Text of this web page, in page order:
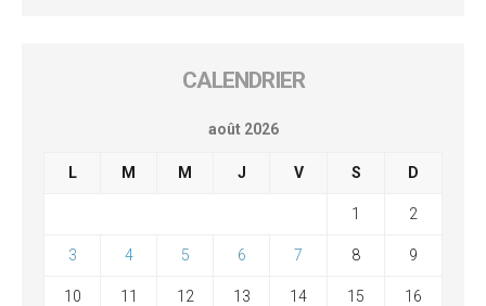
CALENDRIER
août 2026
L M M J V S D
1 2
3 4 5 6 7 8 9
10 11 12 13 14 15 16